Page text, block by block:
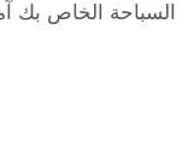
السباحة الخاص بك